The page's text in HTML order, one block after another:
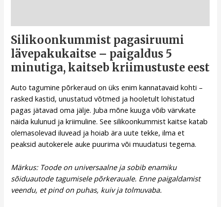
Silikoonkummist pagasiruumi
lävepakukaitse – paigaldus 5
minutiga, kaitseb kriimustuste eest
Auto tagumine põrkeraud on üks enim kannatavaid kohti –
rasked kastid, unustatud võtmed ja hooletult lohistatud
pagas jätavad oma jälje. Juba mõne kuuga võib värvkate
näida kulunud ja kriimuline. See silikoonkummist kaitse katab
olemasolevad iluvead ja hoiab ära uute tekke, ilma et
peaksid autokerele auke puurima või muudatusi tegema.
Märkus: Toode on universaalne ja sobib enamiku
sõiduautode tagumisele põrkerauale. Enne paigaldamist
veendu, et pind on puhas, kuiv ja tolmuvaba.